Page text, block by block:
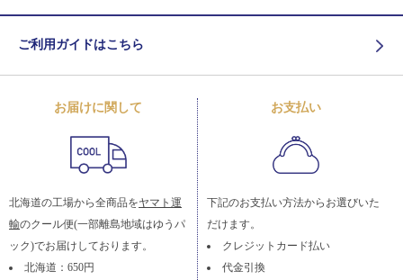
ご利用ガイドはこちら
お届けに関して
北海道の工場から全商品をヤマト運
輸のクール便(一部離島地域はゆうパ
ック)でお届けしております。
北海道：650円
お支払い
下記のお支払い方法からお選びいた
だけます。
クレジットカード払い
代金引換